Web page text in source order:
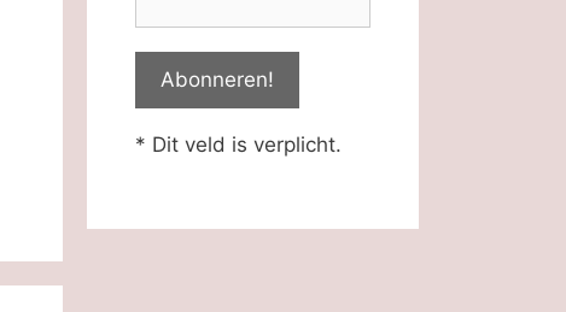
* Dit veld is verplicht.